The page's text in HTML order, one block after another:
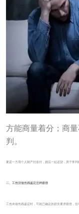
方能商量着分；商
判。
要是一方用个人财产付首付，婚后一起还贷，房子常
二、工伤没做伤残鉴定怎样赔偿
工伤未做伤残鉴定时，可就已确定的损失要求赔偿，